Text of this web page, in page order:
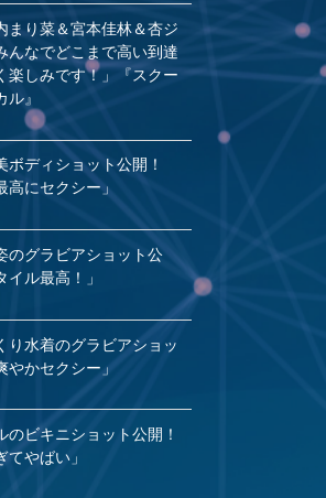
まり菜＆宮本佳林＆杏ジ
んなでどこまで高い到達
楽しみです！」『スクー
』
ディショット公開！
高にセクシー」
のグラビアショット公
ル最高！」
り水着のグラビアショッ
やかセクシー」
ビキニショット公開！
てやばい」